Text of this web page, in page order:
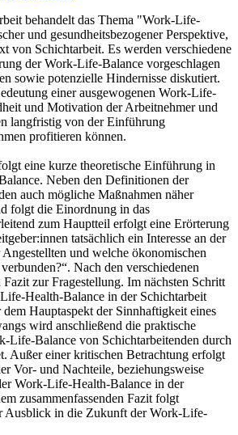
behandelt das Thema "Work-Life-
und gesundheitsbezogener Perspektive,
von Schichtarbeit. Es werden verschiedene
der Work-Life-Balance vorgeschlagen
sowie potenzielle Hindernisse diskutiert.
einer ausgewogenen Work-Life-
und Motivation der Arbeitnehmer und
langfristig von der Einführung
profitieren können.
eine kurze theoretische Einführung in
Neben den Definitionen der
auch mögliche Maßnahmen näher
folgt die Einordnung in das
zum Hauptteil erfolgt eine Erörterung
tatsächlich ein Interesse an der
und welche ökonomischen
Nach den verschiedenen
zur Fragestellung. Im nächsten Schritt
Health-Balance in der Schichtarbeit
Hauptaspekt der Sinnhaftigkeit eines
wird anschließend die praktische
Life-Balance von Schichtarbeitenden durch
Außer einer kritischen Betrachtung erfolgt
Vor- und Nachteile, beziehungsweise
Work-Life-Health-Balance in der
zusammenfassenden Fazit folgt
Ausblick in die Zukunft der Work-Life-